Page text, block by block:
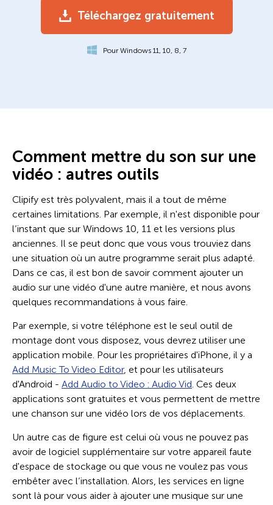
Téléchargez gratuitement
Pour Windows 11, 10, 8, 7
Comment mettre du son sur une
vidéo : autres outils
Clipify est très polyvalent, mais il a tout de même
certaines limitations. Par exemple, il n'est disponible pour
l’instant que sur Windows 10, 11 et les versions plus
anciennes. Il se peut donc que vous vous trouviez dans
une situation où un autre programme serait plus adapté.
Dans ce cas, il est bon de savoir comment ajouter un
audio sur une vidéo d'une autre manière, et nous avons
quelques recommandations à vous faire.
Par exemple, si votre téléphone est le seul outil de
montage dont vous disposez, vous devrez utiliser une
application mobile. Pour les propriétaires d'iPhone, il y a
Add Music To Video Editor, et pour les utilisateurs
d'Android - Add Audio to Video : Audio Vid . Ces deux
applications sont gratuites et vous permettent de mettre
une chanson sur une vidéo lors de vos déplacements.
Un autre cas de figure est celui où vous ne pouvez pas
avoir de logiciel supplémentaire sur votre appareil faute
d'espace de stockage ou que vous ne voulez pas vous
embêter avec l’installation. Alors, les services en ligne
sont là pour vous aider à ajouter une musique sur une